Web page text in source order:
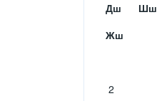
Дш Шш
Жш
2